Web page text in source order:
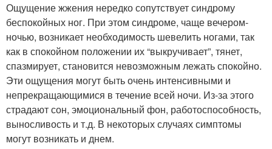
Ощущение жжения нередко сопутствует синдрому
беспокойных ног. При этом синдроме, чаще вечером-
ночью, возникает необходимость шевелить ногами, так
как в спокойном положении их “выкручивает”, тянет,
спазмирует, становится невозможным лежать спокойно.
Эти ощущения могут быть очень интенсивными и
непрекращающимися в течение всей ночи. Из-за этого
страдают сон, эмоциональный фон, работоспособность,
выносливость и т.д. В некоторых случаях симптомы
могут возникать и днем.